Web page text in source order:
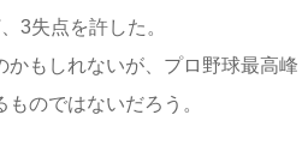
3失点を許した。
もしれないが、プロ野球最高峰
のではないだろう。